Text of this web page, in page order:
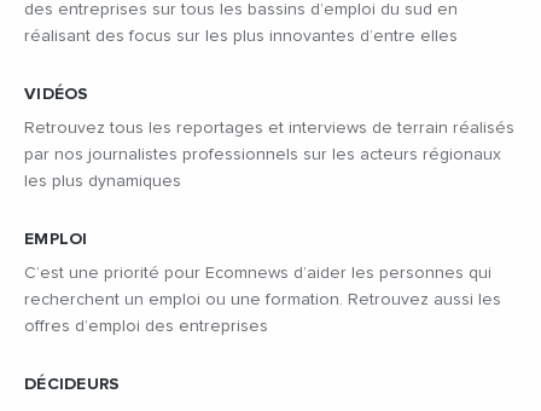
des entreprises sur tous les bassins d’emploi du sud en
réalisant des focus sur les plus innovantes d’entre elles
VIDÉOS
Retrouvez tous les reportages et interviews de terrain réalisés
par nos journalistes professionnels sur les acteurs régionaux
les plus dynamiques
EMPLOI
C’est une priorité pour Ecomnews d’aider les personnes qui
recherchent un emploi ou une formation. Retrouvez aussi les
offres d’emploi des entreprises
DÉCIDEURS